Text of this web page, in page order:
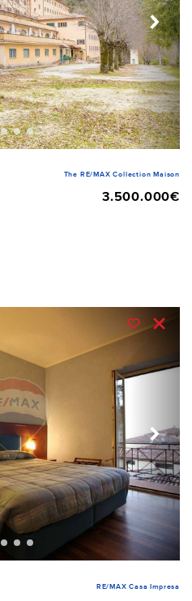
The RE/MAX Collection Maison
3.500.000€
RE/MAX Casa Impresa